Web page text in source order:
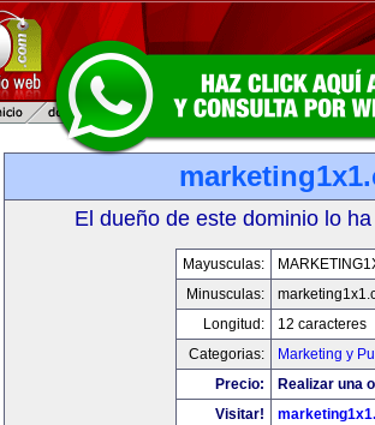
El dueño de este dominio lo
Mayusculas:
Minusculas:
Longitud:
12 caracteres
Categorias:
Marketing y
Precio:
Realizar una
Visitar!